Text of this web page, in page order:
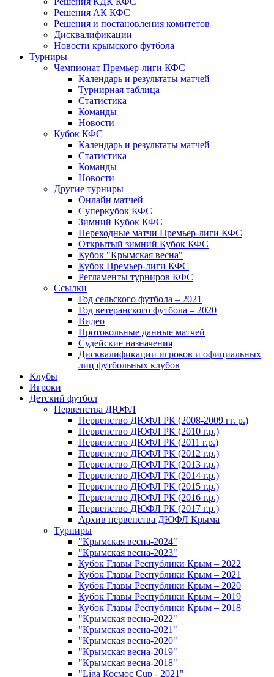
Решения АК КФС
Решения и постановления комитетов
Дисквалификации
Новости крымского футбола
Турниры
Чемпионат Премьер-лиги КФС
Календарь и результаты матчей
Турнирная таблица
Статистика
Команды
Новости
Кубок КФС
Календарь и результаты матчей
Статистика
Команды
Новости
Другие турниры
Онлайн матчей
Суперкубок КФС
Зимний Кубок КФС
Переходные матчи Премьер-лиги КФС
Открытый зимний Кубок КФС
Кубок "Крымская весна"
Кубок Премьер-лиги КФС
Регламенты турниров КФС
Ссылки
Год сельского футбола – 2021
Год ветеранского футбола – 2020
Видео
Протокольные данные матчей
Судейские назначения
Дисквалификации игроков и официальных
лиц футбольных клубов
Клубы
Игроки
Детский футбол
Первенства ДЮФЛ
Первенство ДЮФЛ РК (2008-2009 гг. р.)
Первенство ДЮФЛ РК (2010 г.р.)
Первенство ДЮФЛ РК (2011 г.р.)
Первенство ДЮФЛ РК (2012 г.р.)
Первенство ДЮФЛ РК (2013 г.р.)
Первенство ДЮФЛ РК (2014 г.р.)
Первенство ДЮФЛ РК (2015 г.р.)
Первенство ДЮФЛ РК (2016 г.р.)
Первенство ДЮФЛ РК (2017 г.р.)
Архив первенства ДЮФЛ Крыма
Турниры
"Крымская весна-2024"
"Крымская весна-2023"
Кубок Главы Республики Крым – 2022
Кубок Главы Республики Крым – 2021
Кубок Главы Республики Крым – 2020
Кубок Главы Республики Крым – 2019
Кубок Главы Республики Крым – 2018
"Крымская весна-2022"
"Крымская весна-2021"
"Крымская весна-2020"
"Крымская весна-2019"
"Крымская весна-2018"
"Liga Космос Cup - 2021"